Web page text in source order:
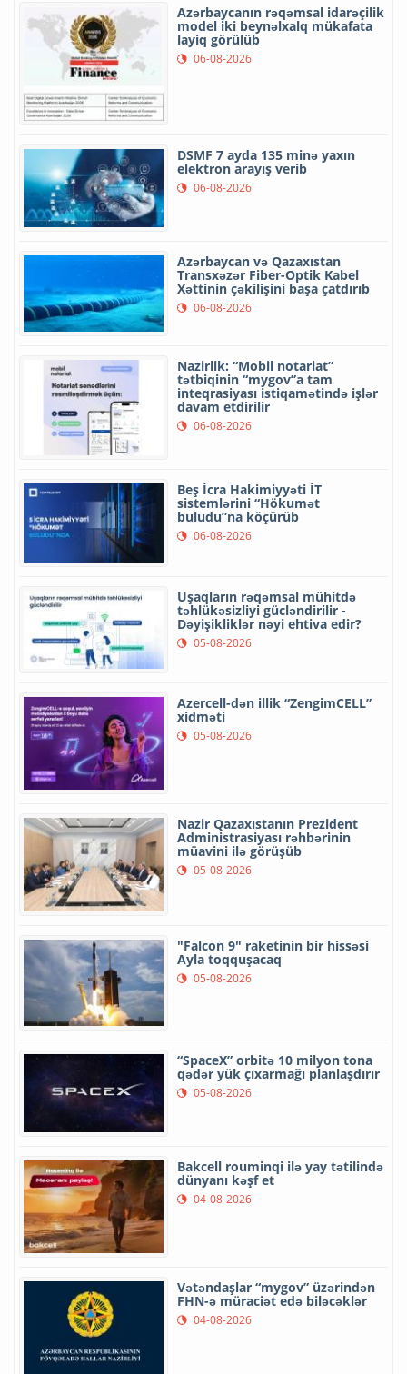
Azərbaycanın rəqəmsal idarəçilik
model iki beynəlxalq mükafata
layiq görülüb
06-08-2026
DSMF 7 ayda 135 minə yaxın
elektron arayış verib
06-08-2026
Azərbaycan və Qazaxıstan
Transxəzər Fiber-Optik Kabel
Xəttinin çəkilişini başa çatdırıb
06-08-2026
Nazirlik: “Mobil notariat”
tətbiqinin “mygov”a tam
inteqrasiyası istiqamətində işlər
davam etdirilir
06-08-2026
Beş İcra Hakimiyyəti İT
sistemlərini “Hökumət
buludu”na köçürüb
06-08-2026
Uşaqların rəqəmsal mühitdə
təhlükəsizliyi gücləndirilir -
Dəyişikliklər nəyi ehtiva edir?
05-08-2026
Azercell-dən illik “ZengimCELL”
xidməti
05-08-2026
Nazir Qazaxıstanın Prezident
Administrasiyası rəhbərinin
müavini ilə görüşüb
05-08-2026
"Falcon 9" raketinin bir hissəsi
Ayla toqquşacaq
05-08-2026
“SpaceX” orbitə 10 milyon tona
qədər yük çıxarmağı planlaşdırır
05-08-2026
Bakcell rouminqi ilə yay tətilində
dünyanı kəşf et
04-08-2026
Vətəndaşlar “mygov” üzərindən
FHN-ə müraciət edə biləcəklər
04-08-2026